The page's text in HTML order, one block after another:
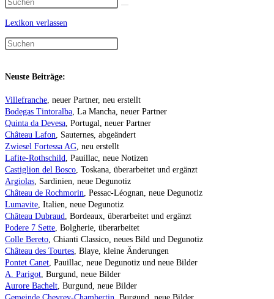
umschalten
Lexikon verlassen
Neuste Beiträge:
Villefranche, neuer Partner, neu erstellt
Bodegas Tintoralba, La Mancha, neuer Partner
Quinta da Devesa, Portugal, neuer Partner
Château Lafon, Sauternes, abgeändert
Zwiesel Fortessa AG, neu erstellt
Lafite-Rothschild, Pauillac, neue Notizen
Castiglion del Bosco, Toskana, überarbeitet und ergänzt
Argiolas, Sardinien, neue Degunotiz
Château de Rochmorin, Pessac-Léognan, neue Degunotiz
Lumavite, Italien, neue Degunotiz
Château Dubraud, Bordeaux, überarbeitet und ergänzt
Podere 7 Sette, Bolgherie, überarbeitet
Colle Bereto, Chianti Classico, neues Bild und Degunotiz
Château des Tourtes, Blaye, kleine Änderungen
Pontet Canet, Pauillac, neue Degunotiz und neue Bilder
A. Parigot, Burgund, neue Bilder
Aurore Bachelt, Burgund, neue Bilder